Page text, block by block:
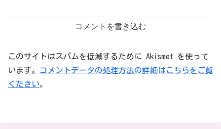
コメントを書き込む
このサイトはスパムを低減するために Akismet を使って
います。
コメントデータの処理方法の詳細はこちらをご覧
ください。